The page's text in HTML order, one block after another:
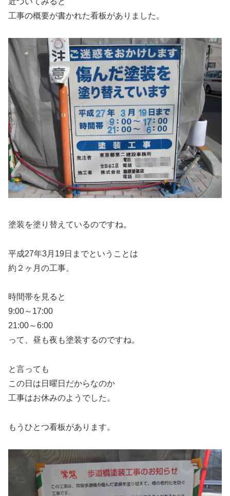
工事の概要が書かれた看板がありました。
塗装を塗り替えているのですね。
平成27年3月19日までということは
約２ヶ月の工事。
時間帯を見ると
9:00～17:00
21:00～6:00
って、昼も夜も塗装するのですね。
と言っても
この日は日曜日だからなのか
工事はお休みのようでした。
もうひとつ看板があります。